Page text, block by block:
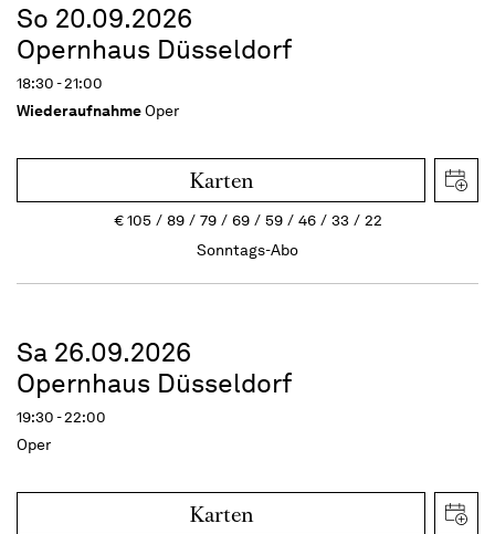
So 20.09.2026
Opernhaus Düsseldorf
18:30 - 21:00
WiederaufnahmeOper
Karten
€105 89 79 69 59 46 33
22
Sonntags-Abo
Sa 26.09.2026
Opernhaus Düsseldorf
19:30 - 22:00
Oper
Karten